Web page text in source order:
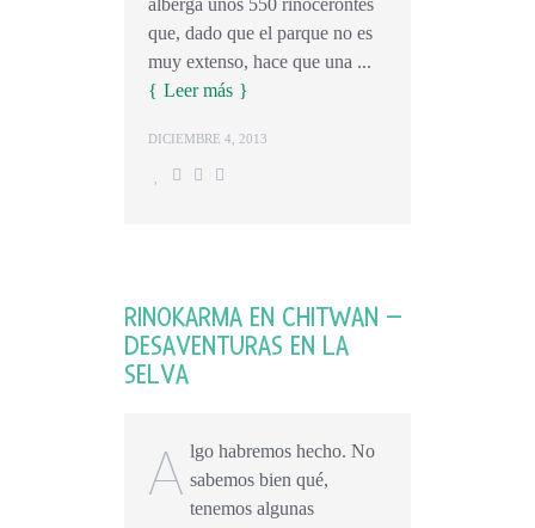
alberga unos 550 rinocerontes
que, dado que el parque no es
muy extenso, hace que una ...
Leer más
DICIEMBRE 4, 2013
RINOKARMA EN CHITWAN –
DESAVENTURAS EN LA
SELVA
A lgo habremos hecho. No
sabemos bien qué,
tenemos algunas